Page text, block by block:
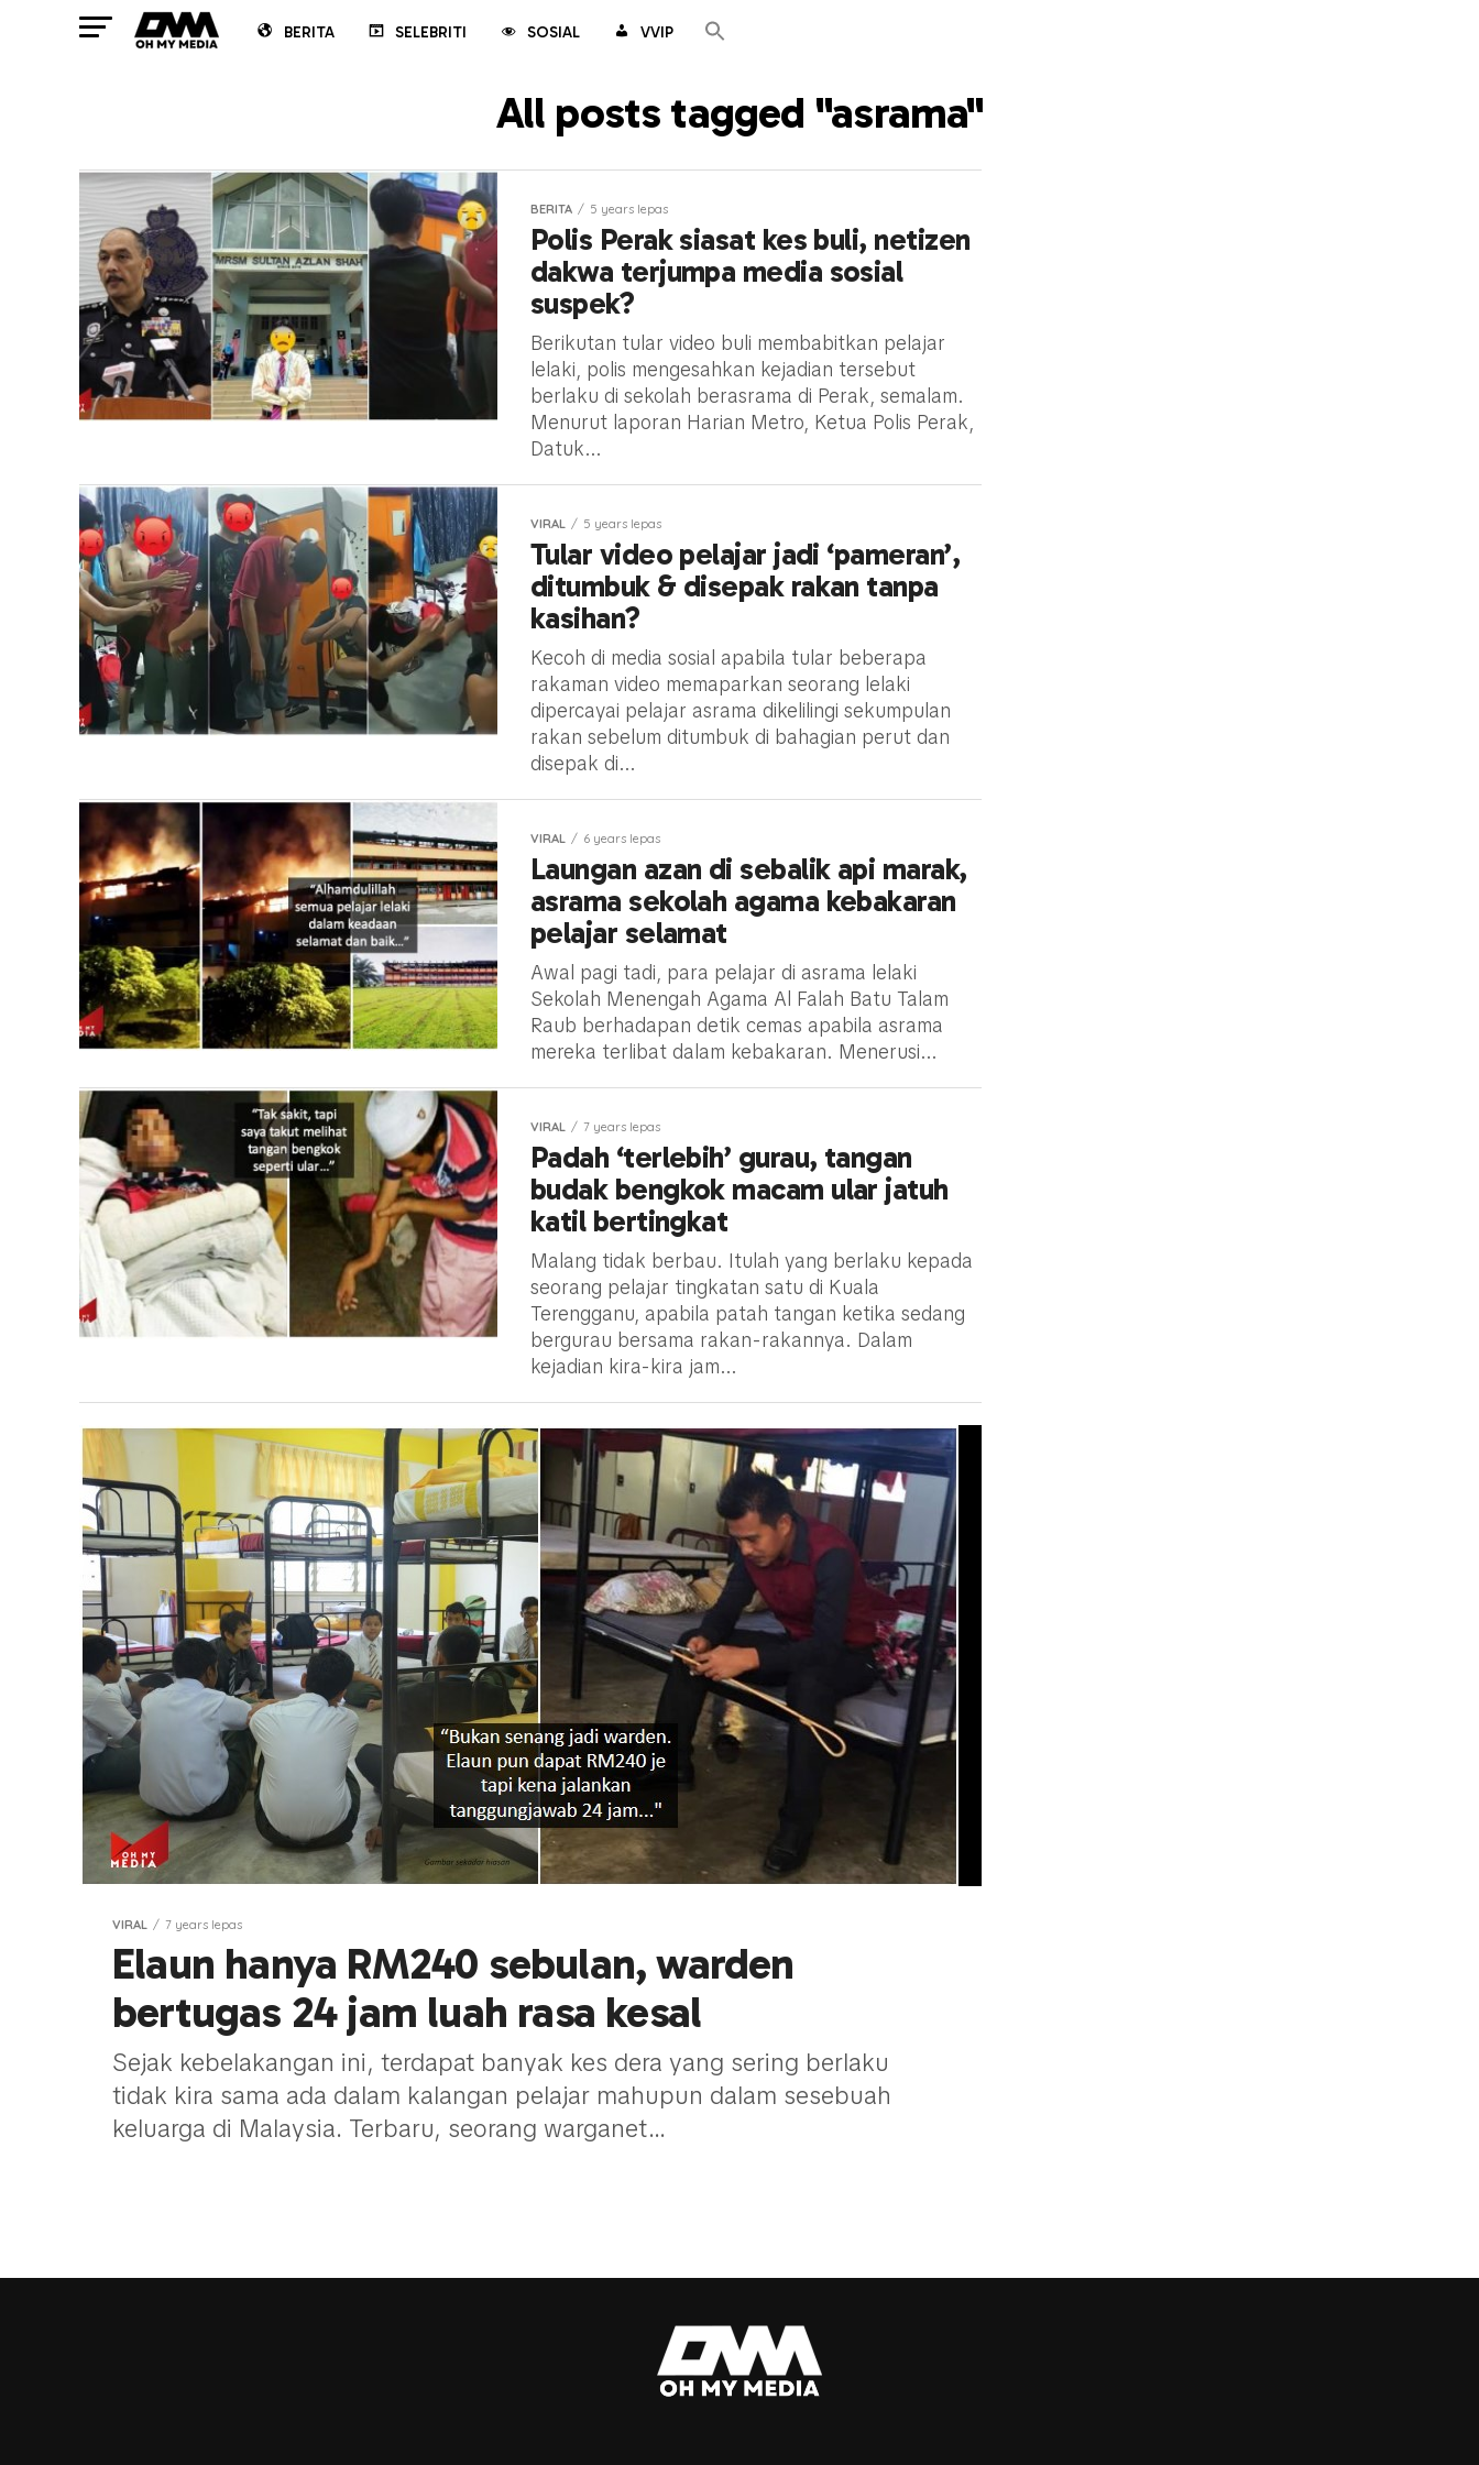
BERITA SELEBRITI SOSIAL VVIP
All posts tagged "asrama"
BERITA 5 years lepas
Polis Perak siasat kes buli, netizen
dakwa terjumpa media sosial
suspek?
Berikutan tular video buli membabitkan pelajar
lelaki, polis mengesahkan kejadian tersebut
berlaku di sekolah berasrama di Perak, semalam.
Menurut laporan Harian Metro, Ketua Polis Perak,
Datuk...
VIRAL 5 years lepas
Tular video pelajar jadi ‘pameran’,
ditumbuk & disepak rakan tanpa
kasihan?
Kecoh di media sosial apabila tular beberapa
rakaman video memaparkan seorang lelaki
dipercayai pelajar asrama dikelilingi sekumpulan
rakan sebelum ditumbuk di bahagian perut dan
disepak di...
VIRAL 6 years lepas
Laungan azan di sebalik api marak,
asrama sekolah agama kebakaran
pelajar selamat
Awal pagi tadi, para pelajar di asrama lelaki
Sekolah Menengah Agama Al Falah Batu Talam
Raub berhadapan detik cemas apabila asrama
mereka terlibat dalam kebakaran. Menerusi...
VIRAL 7 years lepas
Padah ‘terlebih’ gurau, tangan
budak bengkok macam ular jatuh
katil bertingkat
Malang tidak berbau. Itulah yang berlaku kepada
seorang pelajar tingkatan satu di Kuala
Terengganu, apabila patah tangan ketika sedang
bergurau bersama rakan-rakannya. Dalam
kejadian kira-kira jam...
VIRAL 7 years lepas
Elaun hanya RM240 sebulan, warden
bertugas 24 jam luah rasa kesal
Sejak kebelakangan ini, terdapat banyak kes dera yang sering berlaku
tidak kira sama ada dalam kalangan pelajar mahupun dalam sesebuah
keluarga di Malaysia. Terbaru, seorang warganet...